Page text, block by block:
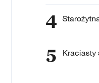
4
5 Kraciasty